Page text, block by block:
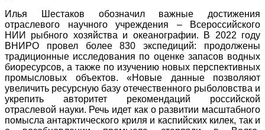
Илья Шестаков обозначил важные достижения
отраслевого научного учреждения – Всероссийского
НИИ рыбного хозяйства и океанографии. В 2022 году
ВНИРО провел более 830 экспедиций: продолжены
традиционные исследования по оценке запасов водных
биоресурсов, а также по изучению новых перспективных
промысловых объектов. «Новые данные позволяют
увеличить ресурсную базу отечественного рыболовства и
укрепить авторитет рекомендаций российской
отраслевой науки. Речь идет как о развитии масштабного
помысла антарктического криля и каспийских килек, так и